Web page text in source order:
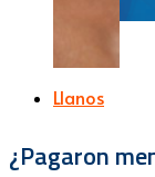
Llanos
¿Pagaron